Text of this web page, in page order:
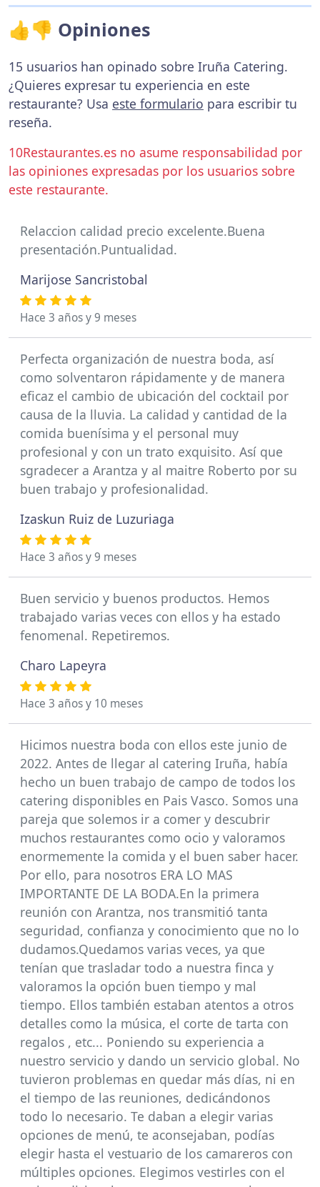
👍👎 Opiniones
15 usuarios han opinado sobre Iruña Catering.
¿Quieres expresar tu experiencia en este
restaurante? Usa este formulario para escribir tu
reseña.
10Restaurantes.es no asume responsabilidad por
las opiniones expresadas por los usuarios sobre
este restaurante.
Relaccion calidad precio excelente.Buena
presentación.Puntualidad.
Marijose Sancristobal
Hace 3 años y 9 meses
Perfecta organización de nuestra boda, así
como solventaron rápidamente y de manera
eficaz el cambio de ubicación del cocktail por
causa de la lluvia. La calidad y cantidad de la
comida buenísima y el personal muy
profesional y con un trato exquisito. Así que
sgradecer a Arantza y al maitre Roberto por su
buen trabajo y profesionalidad.
Izaskun Ruiz de Luzuriaga
Hace 3 años y 9 meses
Buen servicio y buenos productos. Hemos
trabajado varias veces con ellos y ha estado
fenomenal. Repetiremos.
Charo Lapeyra
Hace 3 años y 10 meses
Hicimos nuestra boda con ellos este junio de
2022. Antes de llegar al catering Iruña, había
hecho un buen trabajo de campo de todos los
catering disponibles en Pais Vasco. Somos una
pareja que solemos ir a comer y descubrir
muchos restaurantes como ocio y valoramos
enormemente la comida y el buen saber hacer.
Por ello, para nosotros ERA LO MAS
IMPORTANTE DE LA BODA.En la primera
reunión con Arantza, nos transmitió tanta
seguridad, confianza y conocimiento que no lo
dudamos.Quedamos varias veces, ya que
tenían que trasladar todo a nuestra finca y
valoramos la opción buen tiempo y mal
tiempo. Ellos también estaban atentos a otros
detalles como la música, el corte de tarta con
regalos , etc... Poniendo su experiencia a
nuestro servicio y dando un servicio global. No
tuvieron problemas en quedar más días, ni en
el tiempo de las reuniones, dedicándonos
todo lo necesario. Te daban a elegir varias
opciones de menú, te aconsejaban, podías
elegir hasta el vestuario de los camareros con
múltiples opciones. Elegimos vestirles con el